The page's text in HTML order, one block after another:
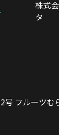
株式
タ
号 フルーツむ